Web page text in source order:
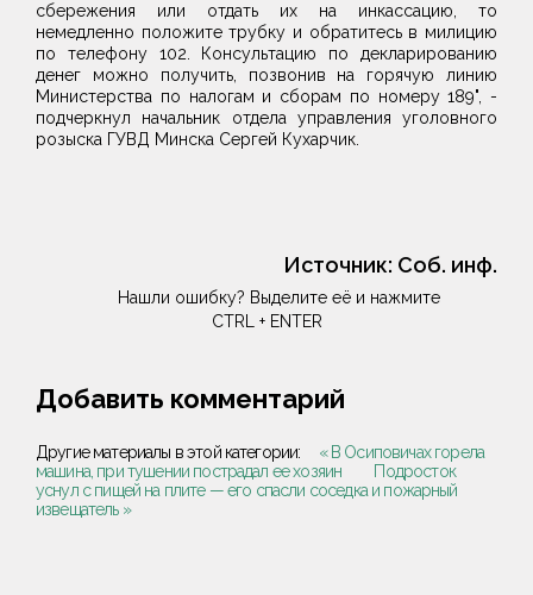
сбережения или отдать их на инкассацию, то
немедленно положите трубку и обратитесь в милицию
по телефону 102. Консультацию по декларированию
денег можно получить, позвонив на горячую линию
Министерства по налогам и сборам по номеру 189", -
подчеркнул начальник отдела управления уголовного
розыска ГУВД Минска Сергей Кухарчик.
Источник: Соб. инф.
Нашли ошибку? Выделите её и нажмите
CTRL + ENTER
Добавить комментарий
Другие материалы в этой категории:
« В Осиповичах горела
машина, при тушении пострадал ее хозяин
Подросток
уснул с пищей на плите — его спасли соседка и пожарный
извещатель »